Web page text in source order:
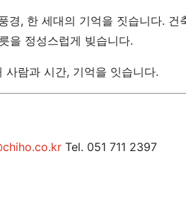
, 한 세대의 기억을 짓습니다. 건
을 정성스럽게 빚습니다.
람과 시간, 기억을 잇습니다.
Tel. 051 711 2397